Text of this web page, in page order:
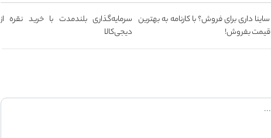
ساینا داری برای فروش؟ با کارنامه به بهترین
قیمت بفروش!
سرمایه‌گذاری بلندمدت با خرید نقره از
دیجی‌کالا